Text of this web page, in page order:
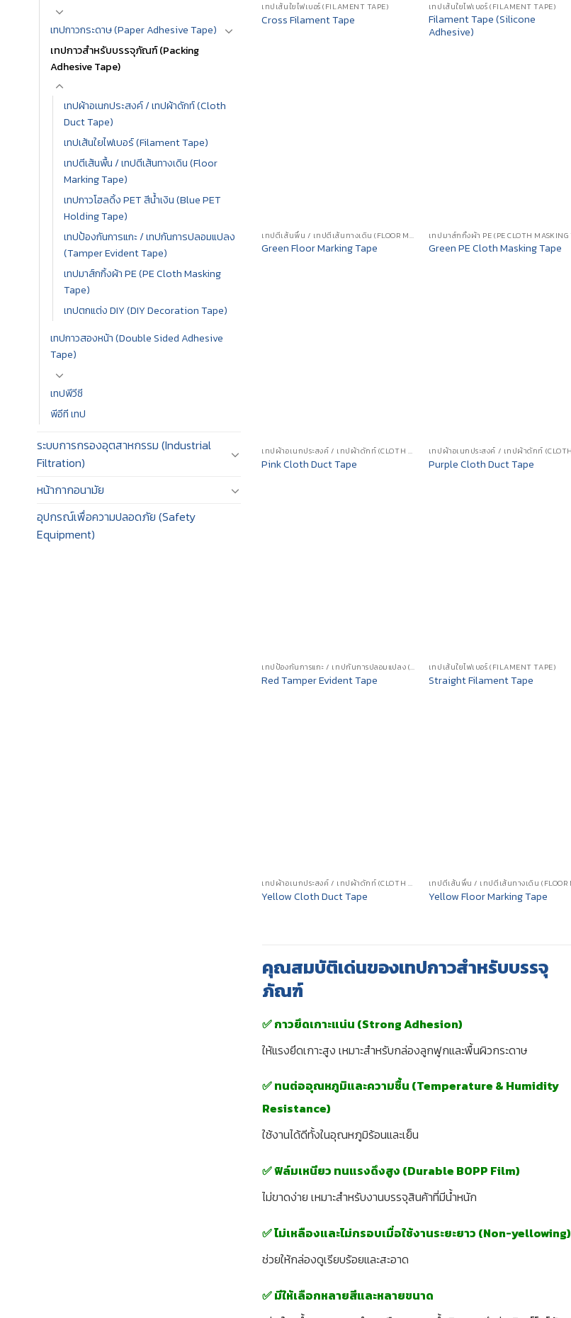
เทปกาวกระดาษ (Paper Adhesive Tape)
เทปกาวสำหรับบรรจุภัณฑ์ (Packing
Adhesive Tape)
เทปผ้าอเนกประสงค์ / เทปผ้าดักท์ (Cloth
Duct Tape)
เทปเส้นใยไฟเบอร์ (Filament Tape)
เทปตีเส้นพื้น / เทปตีเส้นทางเดิน (Floor
Marking Tape)
เทปกาวโฮลดิ้ง PET สีน้ำเงิน (Blue PET
Holding Tape)
เทปป้องกันการแกะ / เทปกันการปลอมแปลง
(Tamper Evident Tape)
เทปมาส์กกิ้งผ้า PE (PE Cloth Masking
Tape)
เทปตกแต่ง DIY (DIY Decoration Tape)
เทปกาวสองหน้า (Double Sided Adhesive
Tape)
เทปพีวีซี
พีอีที เทป
ระบบการกรองอุตสาหกรรม (Industrial
Filtration)
หน้ากากอนามัย
อุปกรณ์เพื่อความปลอดภัย (Safety
Equipment)
เทปเส้นใยไฟเบอร์ (FILAMENT TAPE)
Cross Filament Tape
เทปเส้นใยไฟเบอร์ (FILAMENT TAPE)
Filament Tape (Silicone
Adhesive)
เทปตีเส้นพื้น / เทปตีเส้นทางเดิน (FLOOR MARKING TAPE)
Green Floor Marking Tape Green PE Cloth Masking Tape
เทปผ้าอเนกประสงค์ / เทปผ้าดักท์ (CLOTH DUCT TAPE)
Pink Cloth Duct Tape Purple Cloth Duct Tape
เทปป้องกันการแกะ / เทปกันการปลอมแปลง (TAMPER EVIDENT TAPE)
Red Tamper Evident Tape
เทปเส้นใยไฟเบอร์ (FILAMENT TAPE)
Straight Filament Tape
เทปผ้าอเนกประสงค์ / เทปผ้าดักท์ (CLOTH DUCT TAPE)
Yellow Cloth Duct Tape Yellow Floor Marking Tape
คุณสมบัติเด่นของเทปกาวสำหรับบรรจุ
ภัณฑ์
✅ กาวยึดเกาะแน่น (Strong Adhesion)
ให้แรงยึดเกาะสูง เหมาะสำหรับกล่องลูกฟูกและพื้นผิวกระดาษ
✅ ทนต่ออุณหภูมิและความชื้น (Temperature & Humidity
Resistance)
ใช้งานได้ดีทั้งในอุณหภูมิร้อนและเย็น
✅ ฟิล์มเหนียว ทนแรงดึงสูง (Durable BOPP Film)
ไม่ขาดง่าย เหมาะสำหรับงานบรรจุสินค้าที่มีน้ำหนัก
✅ ไม่เหลืองและไม่กรอบเมื่อใช้งานระยะยาว (Non-yellowing)
ช่วยให้กล่องดูเรียบร้อยและสะอาด
✅ มีให้เลือกหลายสีและหลายขนาด